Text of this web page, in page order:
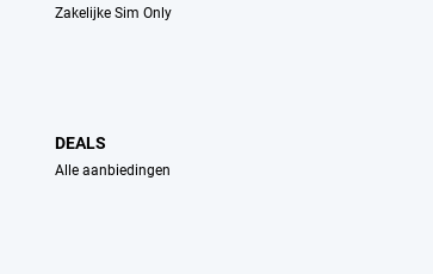
Zakelijke Sim Only
DEALS
Alle aanbiedingen